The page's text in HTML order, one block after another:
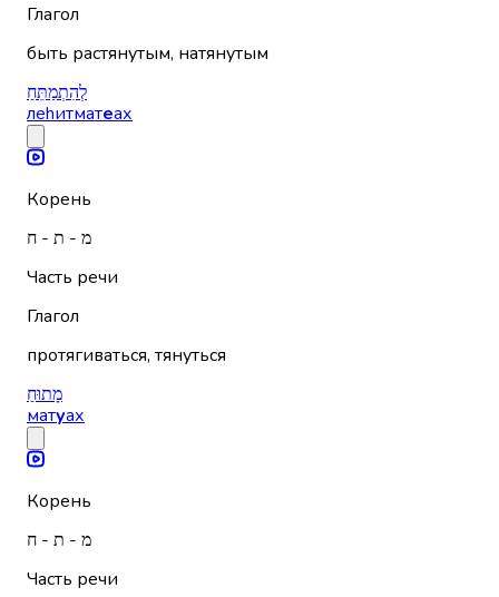
Глагол
быть растянутым, натянутым
לְהִתְמַתֵּחַ
леhитматеах
Корень
מ - ת - ח
Часть речи
Глагол
протягиваться, тянуться
מָתוּחַ
матуах
Корень
מ - ת - ח
Часть речи